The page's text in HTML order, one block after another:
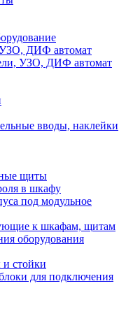
УЗО, ДИФ автомат
УЗО, ДИФ автомат
вводы, наклейки
щиты
в шкафу
под модульное
к шкафам, щитам
оборудования
стойки
для подключения